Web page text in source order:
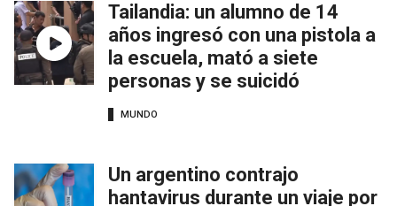
Tailandia: un alumno de 14
años ingresó con una pistola a
la escuela, mató a siete
personas y se suicidó
MUNDO
Un argentino contrajo
hantavirus durante un viaje por